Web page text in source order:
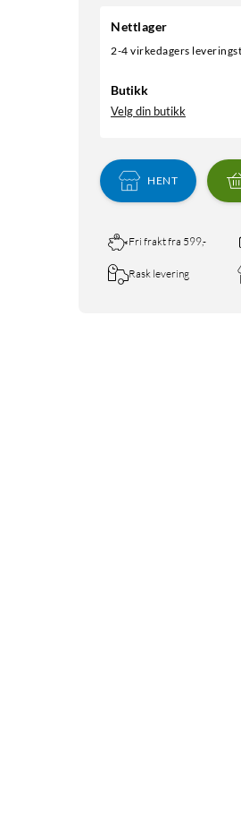
Nettlager
2-4 virkedagers
Butikk
Velg din butikk
HENT
Fri frakt fra 599,-
Rask levering